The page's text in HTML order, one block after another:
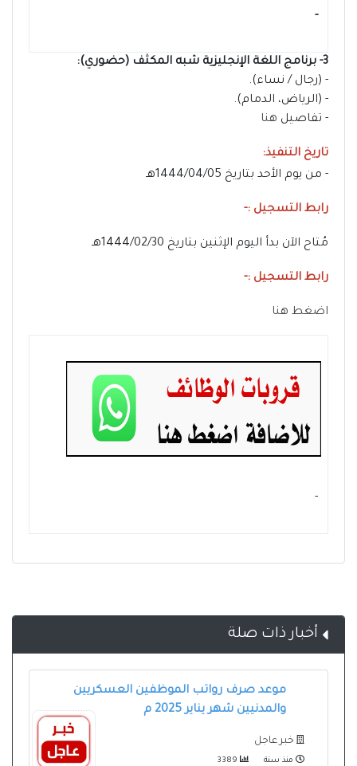
- ‏
3- برنامج اللغة الإنجليزية شبه المكثف (حضوري):
- (رجال / نساء).
- (الرياض، الدمام).
- تفاصيل هنا
تاريخ التنفيذ:
- من يوم الأحد بتاريخ 1444/04/05هـ
رابط التسجيل :-
مُتاح الآن بدأ اليوم الإثنين بتاريخ 1444/02/30هـ
رابط التسجيل :-
اضغط هنا
- ‏
أخبار ذات صلة
موعد صرف رواتب الموظفين العسكريين
والمدنيين شهر يناير 2025 م
خبر عاجل
منذ سنة